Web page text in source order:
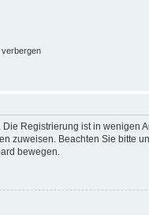
verbergen
Registrierung ist in
zuweisen. Beachten Sie bitte
bewegen.